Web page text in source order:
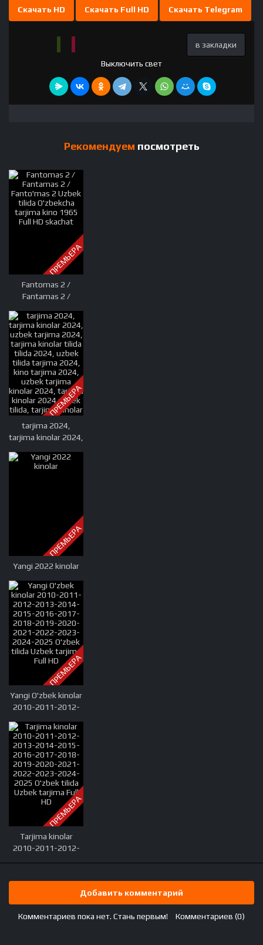
Скачать HD Скачать Full HD Скачать Telegram
в закладки
Выключить свет
Рекомендуем посмотреть
ПРЕМЬЕРА
Fantomas 2 /
Fantamas 2 /
tilida O'zbekcha
tarjima kino 1965
Full HD skachat
ПРЕМЬЕРА
tarjima 2024,
tarjima kinolar 2024,
tarjima kinolar tilida
tilida 2024, uzbek
kinolar 2024, tarjima
kinolar 2024 uzbek
tilida, tarjima kinolar
2024 o zbek, tarjima
kinolar 2024
ПРЕМЬЕРА
Yangi 2022 kinolar
ПРЕМЬЕРА
Yangi O'zbek kinolar
2010-2011-2012-
2016-2017-2018-
2019-2020-2021-
2022-2023-2024-
2025 O'zbek tilida
Uzbek tarjima Full
HD
ПРЕМЬЕРА
Tarjima kinolar
2010-2011-2012-
2019-2020-2021-
2025 O'zbek tilida
Uzbek tarjima Full
Добавить комментарий
Комментариев пока нет. Стань первым! Комментариев (0)